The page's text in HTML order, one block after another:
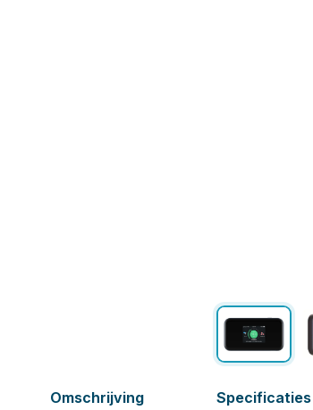
Omschrijving Specificaties